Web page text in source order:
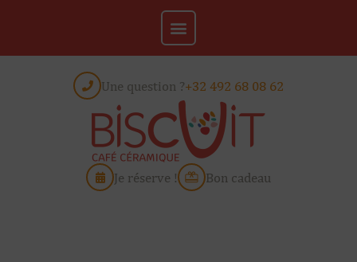
Une question ?+32 492 68 08 62
Je réserve ! Bon cadeau